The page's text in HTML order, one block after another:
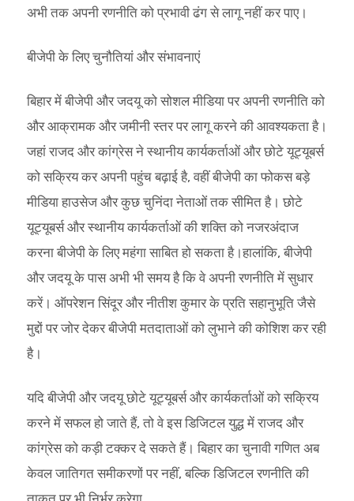
अभी तक अपनी रणनीति को प्रभावी ढंग से लागू नहीं कर पाए।
बीजेपी के लिए चुनौतियां और संभावनाएं
बिहार में बीजेपी और जदयू को सोशल मीडिया पर अपनी रणनीति को
और आक्रामक और जमीनी स्तर पर लागू करने की आवश्यकता है।
जहां राजद और कांग्रेस ने स्थानीय कार्यकर्ताओं और छोटे यूट्यूबर्स
को सक्रिय कर अपनी पहुंच बढ़ाई है, वहीं बीजेपी का फोकस बड़े
मीडिया हाउसेज और कुछ चुनिंदा नेताओं तक सीमित है। छोटे
यूट्यूबर्स और स्थानीय कार्यकर्ताओं की शक्ति को नजरअंदाज
करना बीजेपी के लिए महंगा साबित हो सकता है।हालांकि, बीजेपी
और जदयू के पास अभी भी समय है कि वे अपनी रणनीति में सुधार
करें। ऑपरेशन सिंदूर और नीतीश कुमार के प्रति सहानुभूति जैसे
मुद्दों पर जोर देकर बीजेपी मतदाताओं को लुभाने की कोशिश कर रही
है।
यदि बीजेपी और जदयू छोटे यूट्यूबर्स और कार्यकर्ताओं को सक्रिय
करने में सफल हो जाते हैं, तो वे इस डिजिटल युद्ध में राजद और
कांग्रेस को कड़ी टक्कर दे सकते हैं। बिहार का चुनावी गणित अब
केवल जातिगत समीकरणों पर नहीं, बल्कि डिजिटल रणनीति की